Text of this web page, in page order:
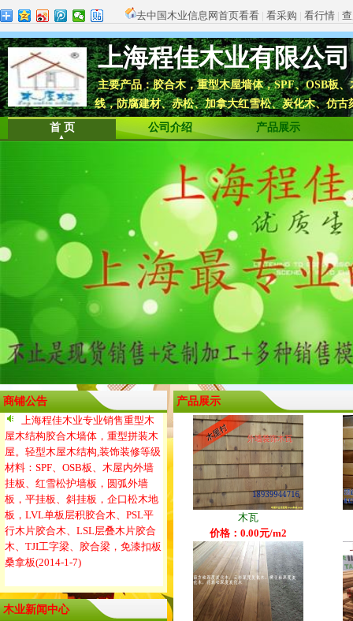
去中国木业信息网首页看看 | 看采购 | 看行情 |
上海程佳木业有限公司
主要产品：胶合木，重型木屋墙体，SPF、OSB板
线，防腐建材、赤松、加拿大红雪松、炭化木、仿
首 页
公司介绍 产品展示
商铺公告
上海程佳木业专业销售重型木
屋木结构胶合木墙体，重型拼装木
屋。轻型木屋木结构,装饰装修等级
材料：SPF、OSB板、木屋内外墙
挂板、红雪松护墙板，圆弧外墙
板，平挂板、斜挂板，企口松木地
板，LVL单板层积胶合木、PSL平
行木片胶合木、LSL层叠木片胶合
木、TJI工字梁、胶合梁，免漆扣板
桑拿板(2014-1-7)
木业新闻中心
产品展示
木瓦
价格：0.00元/m2